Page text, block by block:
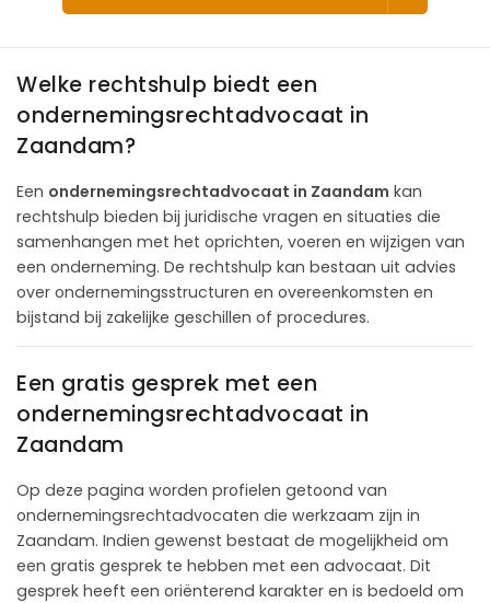
Welke rechtshulp biedt een
ondernemingsrechtadvocaat in
Zaandam?
Een ondernemingsrechtadvocaat in Zaandam kan
rechtshulp bieden bij juridische vragen en situaties die
samenhangen met het oprichten, voeren en wijzigen van
een onderneming. De rechtshulp kan bestaan uit advies
over ondernemingsstructuren en overeenkomsten en
bijstand bij zakelijke geschillen of procedures.
Een gratis gesprek met een
ondernemingsrechtadvocaat in
Zaandam
Op deze pagina worden profielen getoond van
ondernemingsrechtadvocaten die werkzaam zijn in
Zaandam. Indien gewenst bestaat de mogelijkheid om
een gratis gesprek te hebben met een advocaat. Dit
gesprek heeft een oriënterend karakter en is bedoeld om